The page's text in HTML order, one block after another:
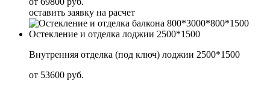
оставить заявку на расчет
Остекление и отделка лоджии 2500*1500
Внутренняя отделка (под ключ) лоджии 2500*1500
от 53600 руб.